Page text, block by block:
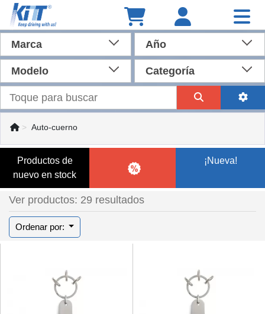
Marca Año
Modelo Categoría
Auto-cuerno
Productos de
nuevo en stock
¡Nueva!
Ver productos: 29 resultados
Ordenar por: